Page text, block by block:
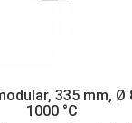
335 mm, Ø
1000 °C